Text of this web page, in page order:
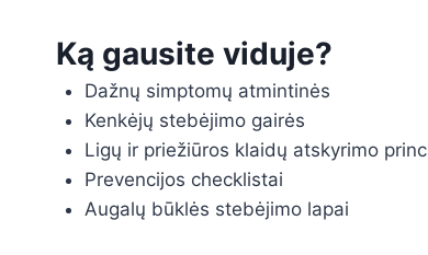
Ką gausite viduje?
Dažnų simptomų atmintinės
Kenkėjų stebėjimo gairės
Ligų ir priežiūros klaidų atskyrimo
Prevencijos checklistai
Augalų būklės stebėjimo lapai